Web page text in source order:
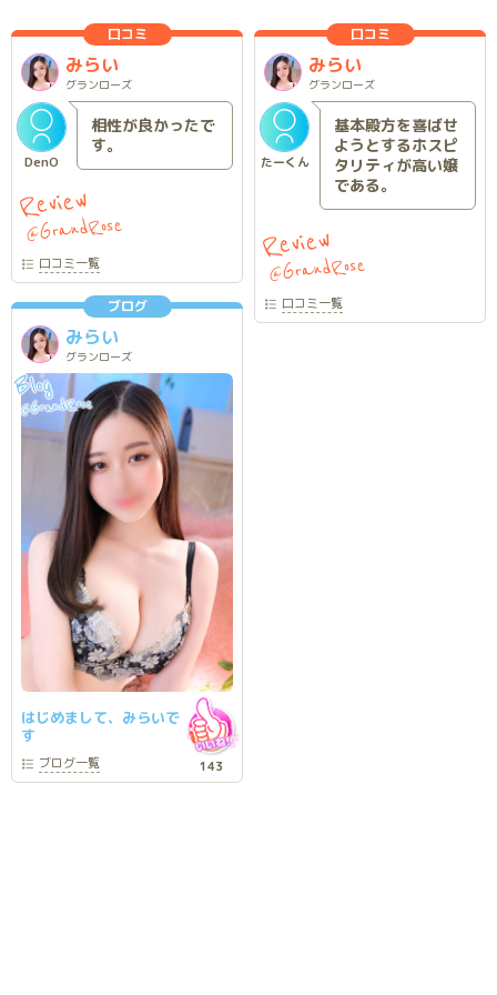
口コミ
みらい
グランローズ
DenO
相性が良かったで
す。
口コミ一覧
Review
@GrandRose
口コミ
みらい
グランローズ
たーくん
基本殿方を喜ばせ
ようとするホスピ
タリティが高い嬢
である。
口コミ一覧
Review
@GrandRose
ブログ
みらい
グランローズ
Blog
@GrandRose
はじめまして、みらいで
す
ブログ一覧 143